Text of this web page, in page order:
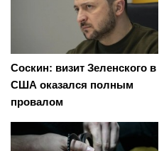
Соскин: визит Зеленского в
США оказался полным
провалом